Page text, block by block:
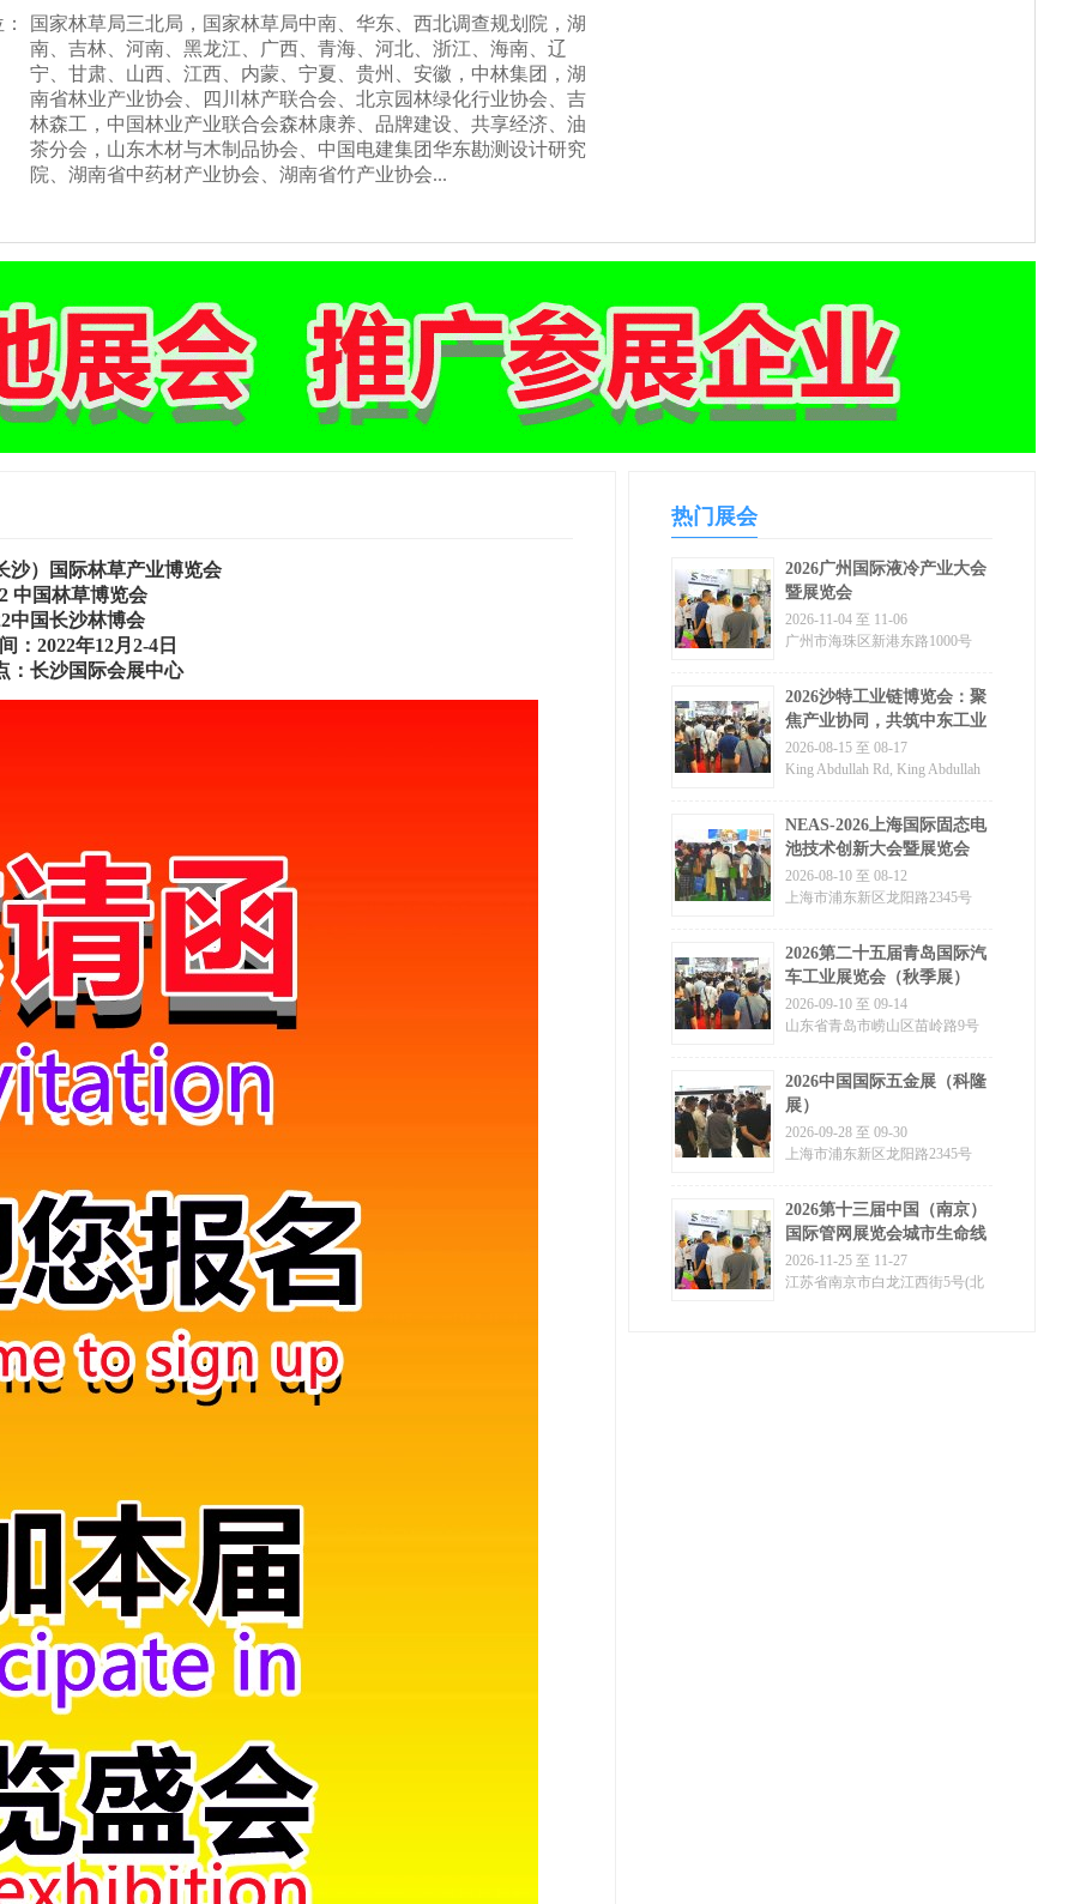
国家林草局三北局，国家林草局中南、华东、西北调查规划院，湖
南、吉林、河南、黑龙江、广西、青海、河北、浙江、海南、辽
宁、甘肃、山西、江西、内蒙、宁夏、贵州、安徽，中林集团，湖
南省林业产业协会、四川林产联合会、北京园林绿化行业协会、吉
林森工，中国林业产业联合会森林康养、品牌建设、共享经济、油
茶分会，山东木材与木制品协会、中国电建集团华东勘测设计研究
院、湖南省中药材产业协会、湖南省竹产业协会...
沙）国际林草产业博览会
中国林草博览会
中国长沙林博会
：2022年12月2-4日
：长沙国际会展中心
热门展会
2026广州国际液冷产业大会
暨展览会
2026-11-04 至 11-06
广州市海珠区新港东路1000号
2026沙特工业链博览会：聚
焦产业协同，共筑中东工业
生态新未来
2026-08-15 至 08-17
King Abdullah Rd, King Abdullah
NEAS-2026上海国际固态电
池技术创新大会暨展览会
2026-08-10 至 08-12
上海市浦东新区龙阳路2345号
2026第二十五届青岛国际汽
车工业展览会（秋季展）
2026-09-10 至 09-14
山东省青岛市崂山区苗岭路9号
2026中国国际五金展（科隆
展）
2026-09-28 至 09-30
上海市浦东新区龙阳路2345号
2026第十三届中国（南京）
国际管网展览会城市生命线
安全工程建设展览会
2026-11-25 至 11-27
江苏省南京市白龙江西街5号(北